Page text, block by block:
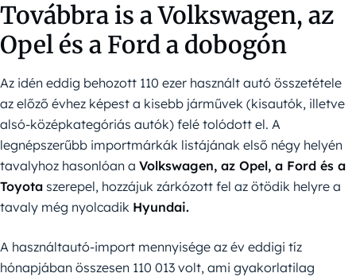
Továbbra is a Volkswagen, az
Opel és a Ford a dobogón
Az idén eddig behozott 110 ezer használt autó összetétele
az előző évhez képest a kisebb járművek (kisautók, illetve
alsó-középkategóriás autók) felé tolódott el. A
legnépszerűbb importmárkák listájának első négy helyén
tavalyhoz hasonlóan a Volkswagen, az Opel, a Ford és a
Toyota szerepel, hozzájuk zárkózott fel az ötödik helyre a
tavaly még nyolcadik Hyundai.
A használtautó-import mennyisége az év eddigi tíz
hónapjában összesen 110 013 volt, ami gyakorlatilag